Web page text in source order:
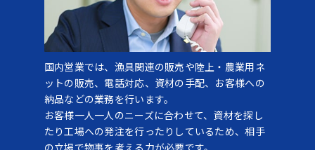
国内営業では、漁具関連の販売や陸上・農業用ネ
ットの販売、電話対応、資材の手配、お客様への
納品などの業務を行います。
お客様一人一人のニーズに合わせて、資材を探し
たり工場への発注を行ったりしているため、相手
の立場で物事を考える力が必要です。